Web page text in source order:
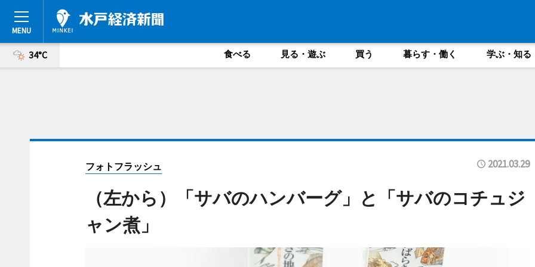
34°C 食べる 見る・遊ぶ 買う 暮らす・働く 学ぶ・知る
フォトフラッシュ 2021.03.29
（左から）「サバのハンバーグ」と「サバのコチュジ
ャン煮」